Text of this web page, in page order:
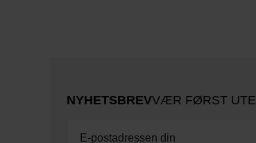
NYHETSBREVVÆR FØRST UTE